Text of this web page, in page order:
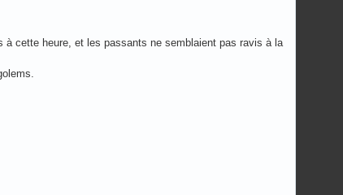
cette heure, et les passants ne semblaient pas ravis à la